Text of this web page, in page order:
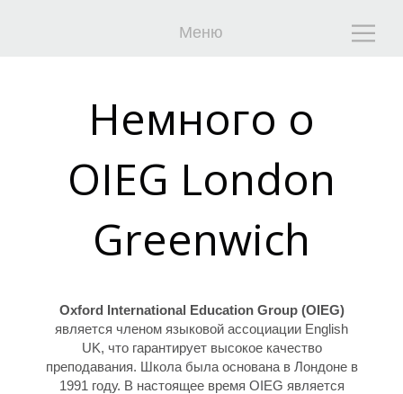
Меню
Ч
Немного о
OIEG London
Greenwich
Oxford International Education Group (OIEG)
является членом языковой ассоциации English
UK, что гарантирует высокое качество
преподавания. Школа была основана в Лондоне в
1991 году. В настоящее время OIEG является
Ч